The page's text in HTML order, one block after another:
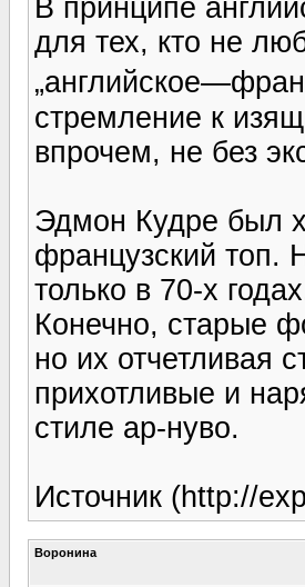
В принципе
для тех, кто не
стремление к
впрочем, не без
Эдмон Кудре был
французский топ.
только в 70-х
Конечно, старые
но их отчетливая
прихотливые и
стиле ар-нуво.
Источник (http://
Воронина